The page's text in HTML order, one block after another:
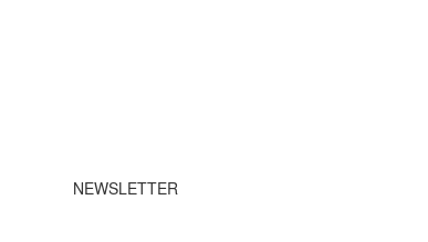
NEWSLETTER